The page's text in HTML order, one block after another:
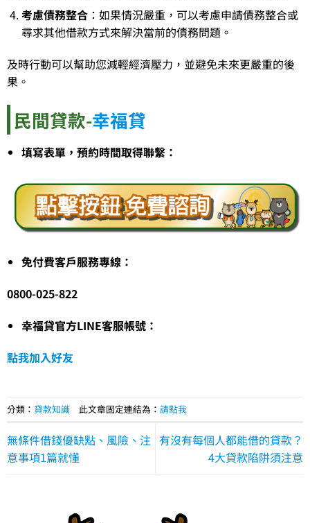
考慮債務整合：如果情況嚴重，可以考慮申請債務整合或
尋求其他借款方式來解決當前的債務問題。
及時行動可以幫助您減輕經濟壓力，並避免未來更嚴重的後
果。
民間貸款-幸福貸
填寫表單，預約時間取得聯繫：
免付費客戶服務專線：
0800-025-822
幸福貸官方LINE客服帳號：
點我加入好友
分類： 貸款知識 此文章固定連結為： 請點我
無條件借錢優缺點、風險、注
意事項1篇就懂
有沒有每個人都能借的貸款？
4大貸款陷阱須注意